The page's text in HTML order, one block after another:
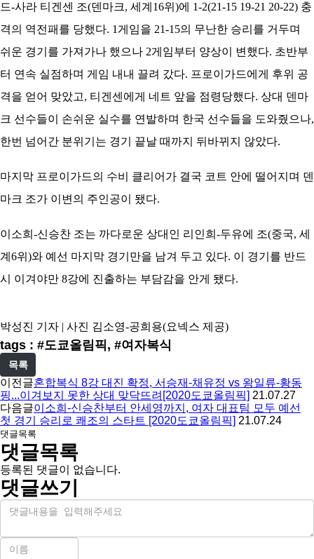
드-사라 티겐센 조(덴마크, 세계16위)에 1-2(21-15 19-21 20-22) 충
격의 역전패를 당했다. 1게임을 21-15의 무난한 승리를 거두며
쉬운 경기를 가져가나 했으나 2게임부터 양상이 변했다. 초반부
터 연속 실점하며 게임 내내 끌려 갔다. 프로이가드에게 후위 공
격을 얻어 맞았고, 티겐센에게 네트 앞을 점령당했다. 상대 덴마
크 선수들이 손쉬운 실수를 연발하며 한국 선수들을 도와줬으나,
한번 넘어간 분위기는 경기 끝날 때까지 뒤바뀌지 않았다.
마지막 프로이가드의 수비 클리어가 결국 코트 안에 떨어지며 덴
마크 조가 이변의 주인공이 됐다.
이소희-신승찬 조는 까다로운 상대인 리인희-두유에 조(중국, 세
계6위)와 예선 마지막 경기만을 남겨 두고 있다. 이 경기를 반드
시 이겨야만 8강에 진출하는 부담감을 안게 됐다.
박성진 기자 | 사진 김소영-공희용(요넥스 제공)
tags : #도쿄올림픽, #여자복식
목록
이전글혼합복식 8강 대진 확정, 서승재-채유정 vs 왕일류-황동
핑...이겨보지 못한 상대 맞닥뜨려[2020도쿄올림픽] 21.07.27
다음글이소희-신승찬부터 안세영까지, 여자 대표팀 모두 예선
첫 경기 승리로 쾌조의 스타트 [2020도쿄올림픽] 21.07.24
댓글목록
댓글목록
등록된 댓글이 없습니다.
댓글쓰기
내
이